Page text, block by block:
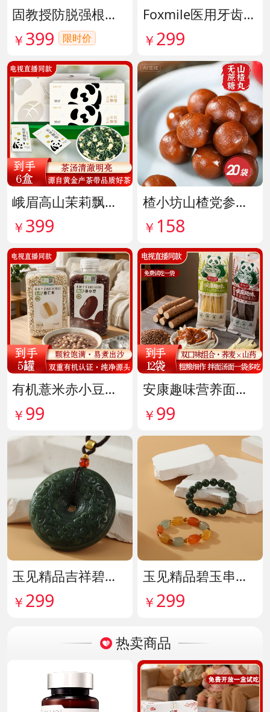
固教授防脱强根健发精华液 货号141187
￥ 399 限时价
Foxmile医用牙齿脱敏剂 货号141702
￥ 299
峨眉高山茉莉飘雪铂金熊猫礼盒限量版 货号141997
￥ 399
楂小坊山楂党参黄芪丸 货号142033
￥ 158
有机薏米赤小豆爆杀组 货号142099
￥ 99
安康趣味营养面皮超值组 货号142087
￥ 99
玉见精品吉祥碧玉吊牌 货号142114
￥ 299
玉见精品碧玉串珠手串 货号142115
￥ 299
热卖商品